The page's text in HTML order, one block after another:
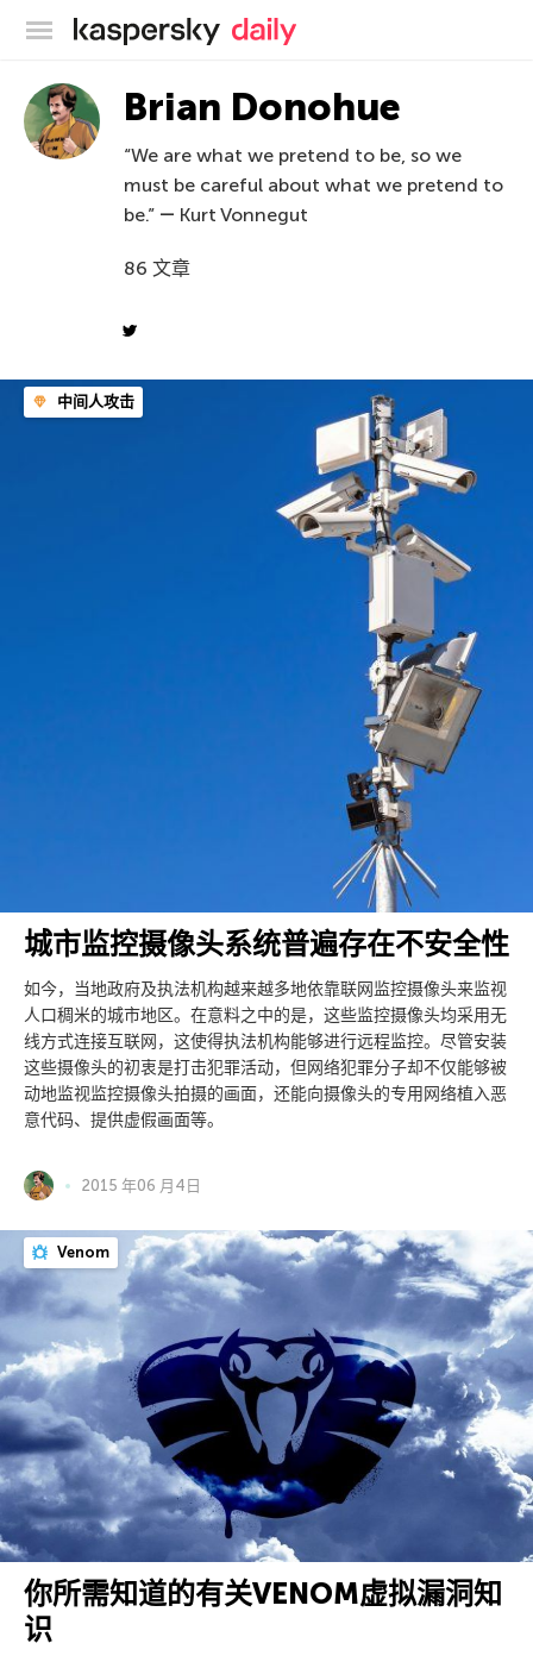
卡巴斯基官方博客
Brian Donohue
“We are what we pretend to be, so we
must be careful about what we pretend to
be.” ― Kurt Vonnegut
86 文章
中间人攻击
城市监控摄像头系统普遍存在不安全性
如今，当地政府及执法机构越来越多地依靠联网监控摄像头来监视
人口稠米的城市地区。在意料之中的是，这些监控摄像头均采用无
线方式连接互联网，这使得执法机构能够进行远程监控。尽管安装
这些摄像头的初衷是打击犯罪活动，但网络犯罪分子却不仅能够被
动地监视监控摄像头拍摄的画面，还能向摄像头的专用网络植入恶
意代码、提供虚假画面等。
2015 年06 月4日
Venom
你所需知道的有关VENOM虚拟漏洞知
识